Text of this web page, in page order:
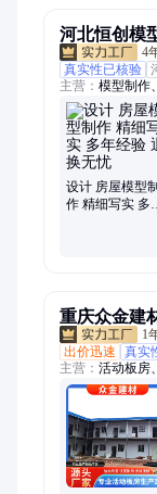
河北恒创模
4
真实性已核验
主营： 模型制作
型、房子模型
智能沙盘模型
售楼部沙盘模
厂机械模型、
模型、核电厂
学沙盘模型、展
设计 房屋模型
作 精细写实 多年
重庆众金建
1
出价迅速
真实
主营： 活动板房
移动彩钢房、